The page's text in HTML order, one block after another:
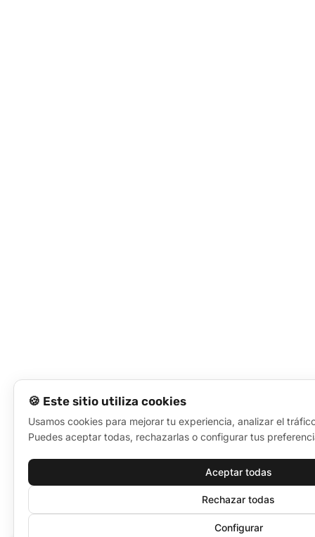
🍪 Este sitio utiliza cookies
Usamos cookies para mejorar tu experiencia, analizar el
Puedes aceptar todas, rechazarlas o configurar tus
Aceptar todas
Rechazar todas
Configurar